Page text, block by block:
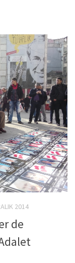
2014
de